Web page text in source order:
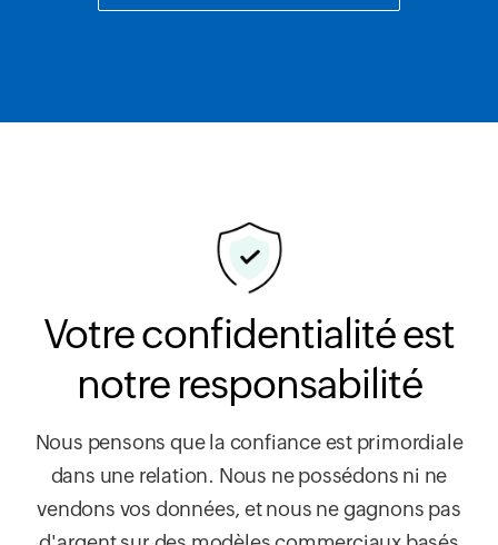
Votre confidentialité est
notre responsabilité
Nous pensons que la confiance est primordiale
dans une relation. Nous ne possédons ni ne
vendons vos données, et nous ne gagnons pas